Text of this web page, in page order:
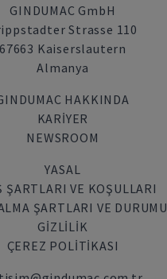
GINDUMAC GmbH
Strasse 110
67663 Kaiserslautern
Almanya
HAKKINDA
KARIYER
NEWSROOM
YASAL
ŞARTLARI VE KOŞULLARI
ŞARTLARI VE DURUMU
GİZLİLİK
ÇEREZ POLITIKASI